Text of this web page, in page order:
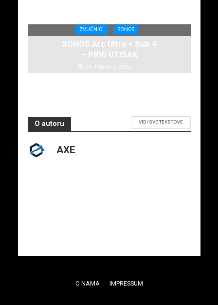
ZVUČNICI SONOS
SONOS Arc Ultra + Sub 4
– PRVI UTISAK
26. februara 2025.
O autoru VIDI SVE TEKSTOVE
AXE
O NAMA IMPRESSUM